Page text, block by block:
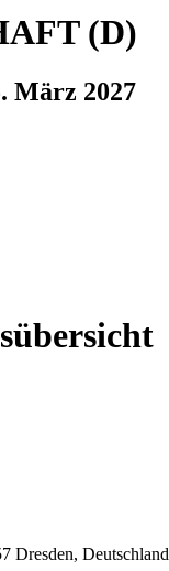
(D)
März 2027
Dresden, Deutschland